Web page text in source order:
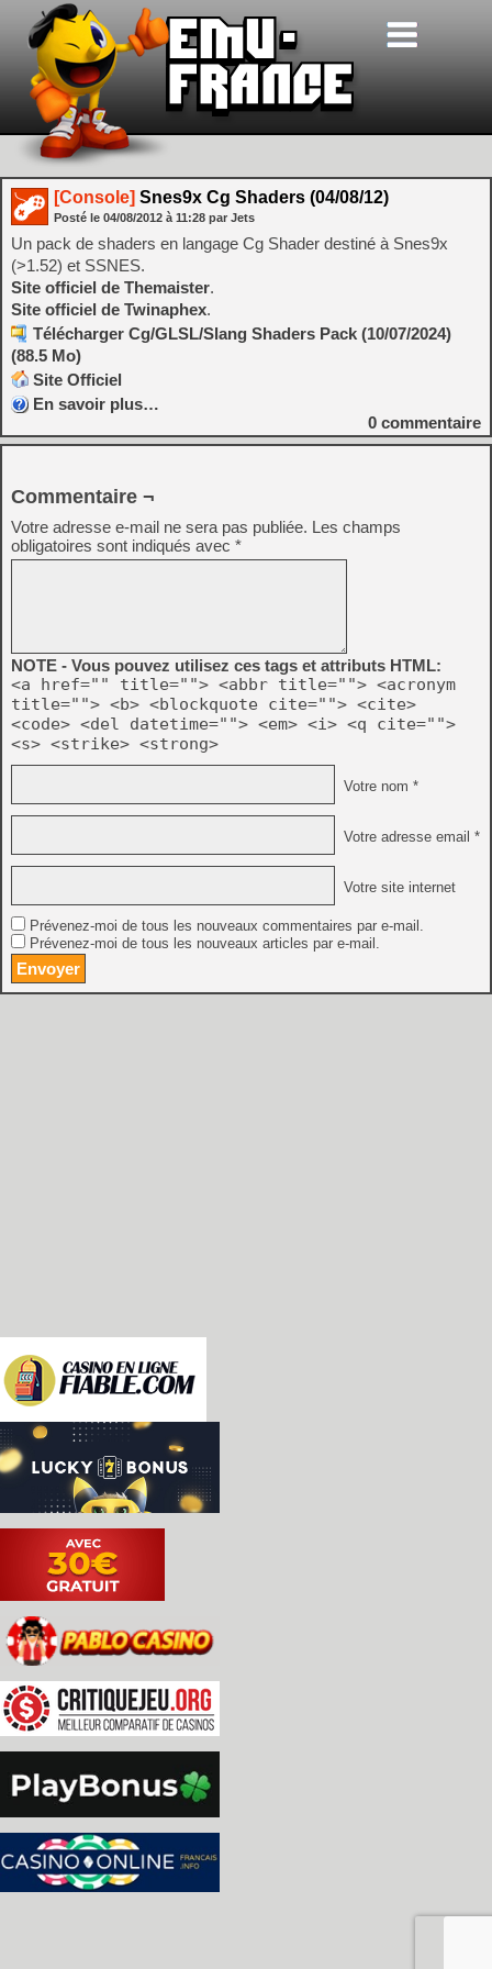
[Console] Snes9x Cg Shaders (04/08/12)
Posté le 04/08/2012 à 11:28 par Jets
Un pack de shaders en langage Cg Shader destiné à Snes9x
(>1.52) et SSNES.
Site officiel de Themaister.
Site officiel de Twinaphex.
Télécharger Cg/GLSL/Slang Shaders Pack (10/07/2024)
(88.5 Mo)
Site Officiel
En savoir plus…
0 commentaire
Commentaire ¬
Votre adresse e-mail ne sera pas publiée. Les champs
obligatoires sont indiqués avec *
NOTE - Vous pouvez utilisez ces tags et attributs HTML:
<a href="" title=""> <abbr title=""> <acronym
title=""> <b> <blockquote cite=""> <cite>
<code> <del datetime=""> <em> <i> <q cite="">
<s> <strike> <strong>
Votre nom *
Votre adresse email *
Votre site internet
Prévenez-moi de tous les nouveaux commentaires par e-mail.
Prévenez-moi de tous les nouveaux articles par e-mail.